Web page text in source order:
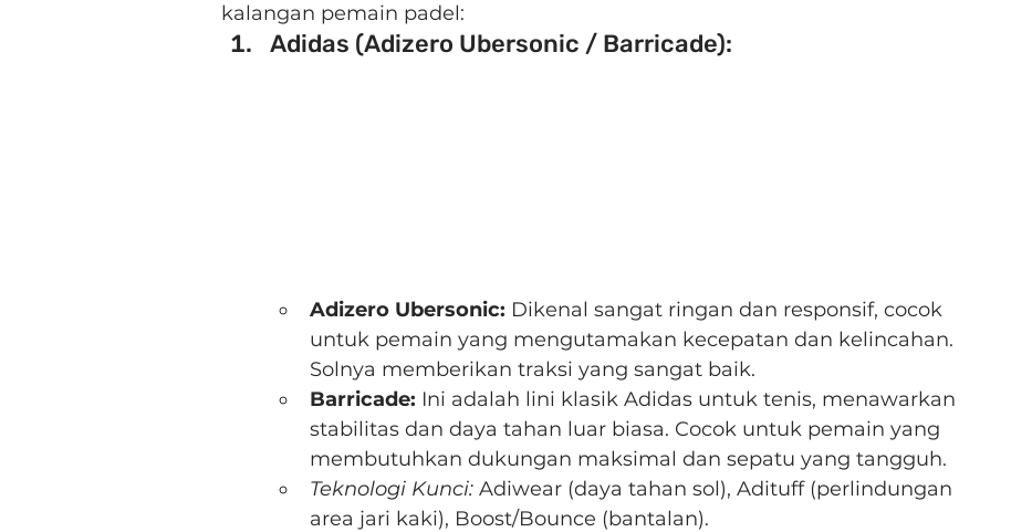
kalangan pemain padel:
Adidas (Adizero Ubersonic / Barricade):
Adizero Ubersonic: Dikenal sangat ringan dan responsif, cocok
untuk pemain yang mengutamakan kecepatan dan kelincahan.
Solnya memberikan traksi yang sangat baik.
Barricade: Ini adalah lini klasik Adidas untuk tenis, menawarkan
stabilitas dan daya tahan luar biasa. Cocok untuk pemain yang
membutuhkan dukungan maksimal dan sepatu yang tangguh.
Teknologi Kunci: Adiwear (daya tahan sol), Adituff (perlindungan
area jari kaki), Boost/Bounce (bantalan).